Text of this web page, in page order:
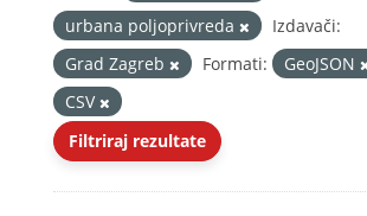
urbana poljoprivreda
Izdavači:
Grad Zagreb
Formati: GeoJSON
CSV
Filtriraj rezultate